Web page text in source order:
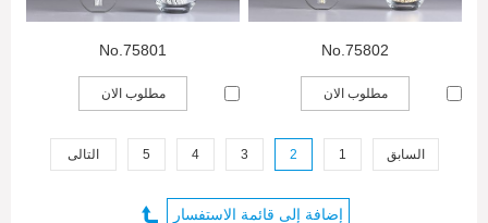
No.75802
مطلوب الان
No.75801
مطلوب الان
السابق 1
2
3
4
5 التالى